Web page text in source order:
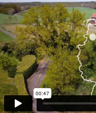
Nuestra panadería familiar,
frontera con Holanda, se
generación, y en las últimas